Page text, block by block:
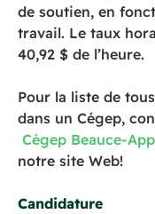
de soutien, en
travail. Le taux
40,92 $ de l’heure.
Pour la liste de
dans un Cégep,
Cégep Beauce-
notre site Web!
Candidature